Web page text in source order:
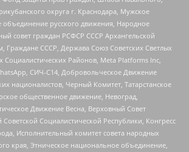
округа г. Краснодара, Мужское
объединение русского движения, Народное
совет граждан РСФСР СССР Архангельской
Граждане СССР, Держава Союз Советских Светлых
Социалистических Районов, Meta Platforms Inc,
СИЧ-С14, Добровольческое Движение
националистов, Черный Комитет, Татарстанское
общественное движение, Невоград,
Движение Весна, Верховный Совет
Социалистической Республики, Конгресс
Исполнительный комитет совета народных
края, Этническое национальное объединение,